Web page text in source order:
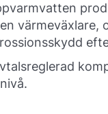
värmeväxlare,